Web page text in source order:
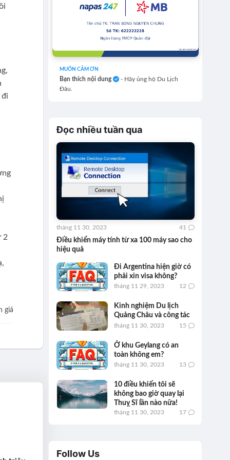
đi
2
giá
MUỐN CẢM ƠN
Bạn thích nội dung
- Hãy ủng hộ Du Lịch
Đâu.
Đọc nhiều tuần qua
Điều khiển máy tính từ xa 100 máy sao cho
hiệu quả
tháng 11 30, 2023 41
Đi Argentina hiện giờ có
phải xin visa không?
tháng 11 29, 2023 12
Kinh nghiệm Du lịch
Quảng Châu và công tác
tháng 11 30, 2023 15
Ở khu Geylang có an
toàn không em?
tháng 11 30, 2023 13
10 điều khiến tôi sẽ
không bao giờ quay lại
Thuỵ Sĩ lần nào nữa!
tháng 11 30, 2023 17
Follow Us